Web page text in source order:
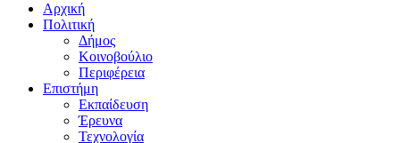
Αρχική
Πολιτική
Δήμος
Κοινοβούλιο
Περιφέρεια
Επιστήμη
Εκπαίδευση
Έρευνα
Τεχνολογία